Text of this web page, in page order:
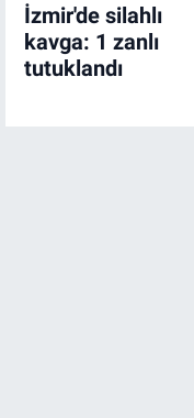
İzmir'de silahlı
kavga: 1 zanlı
tutuklandı